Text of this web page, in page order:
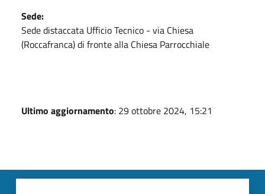
Sede:
Sede distaccata Ufficio Tecnico - via Chiesa
(Roccafranca) di fronte alla Chiesa Parrocchiale
Ultimo aggiornamento: 29 ottobre 2024, 15:21